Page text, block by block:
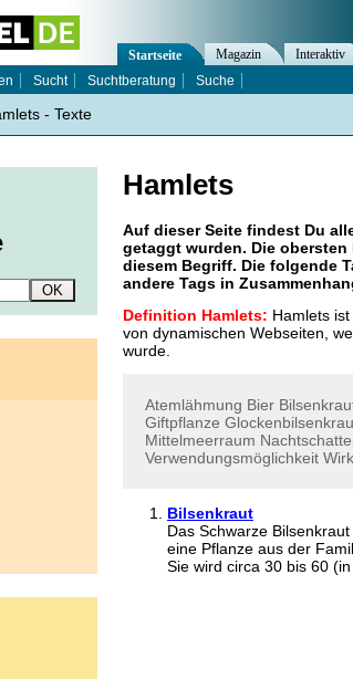
Hamlets
Auf dieser Seite findest Du
getaggt wurden. Die
diesem Begriff. Die folgende
andere Tags in
Definition Hamlets: Hamlets
von dynamischen Webseiten,
wurde.
Atemlähmung Bier
Giftpflanze
Mittelmeerraum
Verwendungsmöglichkeit
Bilsenkraut
Das Schwarze
eine Pflanze aus der
Sie wird circa 30 bis 60
Startseite Magazin Interaktiv
Sucht Suchtberatung Suche
- Texte